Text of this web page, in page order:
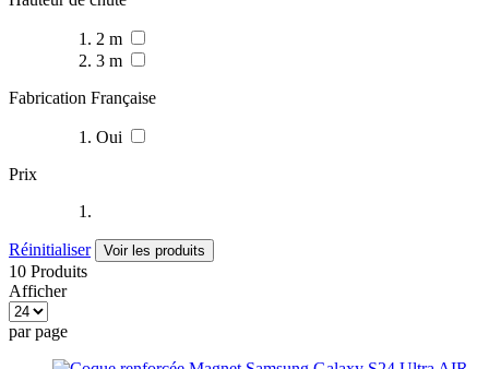
2 m
3 m
Fabrication Française
Oui
Prix
Réinitialiser Voir les produits
10 Produits
Afficher
par page